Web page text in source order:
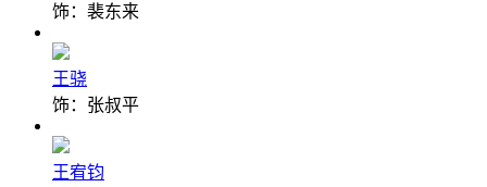
饰：裴东来
王骁
饰：张叔平
王宥钧